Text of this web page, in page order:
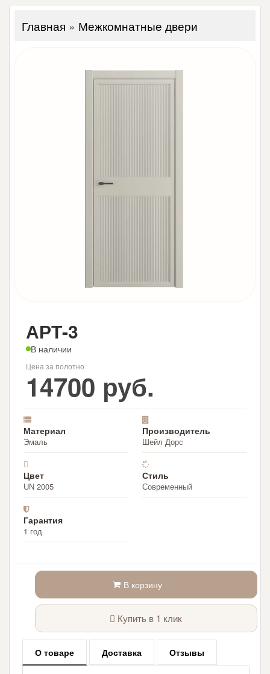
Главная » Межкомнатные двери
АРТ-3
В наличии
Цена за полотно
14700 руб.
Материал
Эмаль
Производитель
Шейл Дорс
Цвет
UN 2005
Стиль
Современный
Гарантия
1 год
В корзину
Купить в 1 клик
О товаре Доставка Отзывы